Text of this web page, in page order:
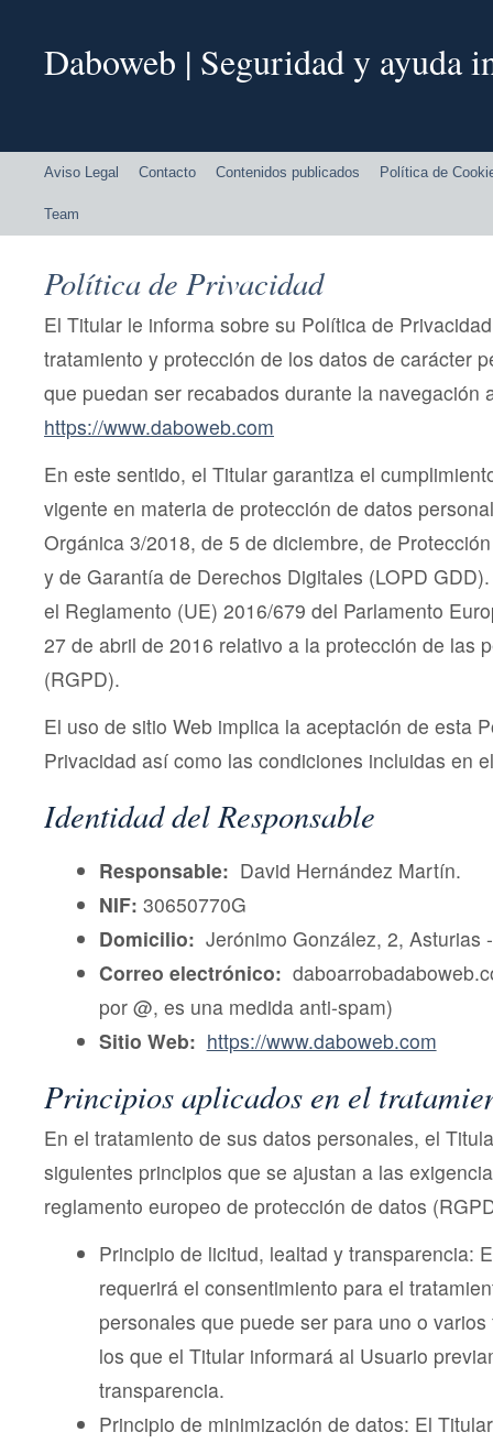
Daboweb | Seguridad y ayuda
Aviso Legal Contacto Contenidos publicados Política de
Team
Política de Privacidad
El Titular le informa sobre su Política de
tratamiento y protección de los datos de carácter
que puedan ser recabados durante la navegación
https://www.daboweb.com
En este sentido, el Titular garantiza el
vigente en materia de protección de datos
Orgánica 3/2018, de 5 de diciembre, de
y de Garantía de Derechos Digitales (LOPD
el Reglamento (UE) 2016/679 del Parlamento
27 de abril de 2016 relativo a la protección de las
(RGPD).
El uso de sitio Web implica la aceptación de esta
Privacidad así como las condiciones incluidas en
Identidad del Responsable
Responsable: David Hernández Martín.
NIF: 30650770G
Domicilio: Jerónimo González, 2, Asturias
Correo electrónico:
por @, es una medida anti-spam)
Sitio Web: https://www.daboweb.com
Principios aplicados en el
En el tratamiento de sus datos personales, el
siguientes principios que se ajustan a las
reglamento europeo de protección de datos
Principio de licitud, lealtad y transparencia:
requerirá el consentimiento para el
personales que puede ser para uno o
los que el Titular informará al Usuario
transparencia.
Principio de minimización de datos: El